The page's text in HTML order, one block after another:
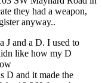
they had a weapon,
anyway..
J and a D. I used to
like how my D
D and it made the